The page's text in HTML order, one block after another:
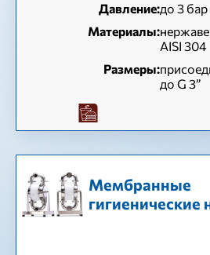
Давление:до 3 бар
Материалы:
AISI 304
Размеры:
до G 3”
Мембранные
гигиенические